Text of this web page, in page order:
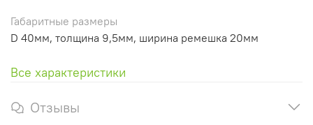
Габаритные размеры
D 40мм, толщина 9,5мм, ширина ремешка 20мм
Все характеристики
Отзывы